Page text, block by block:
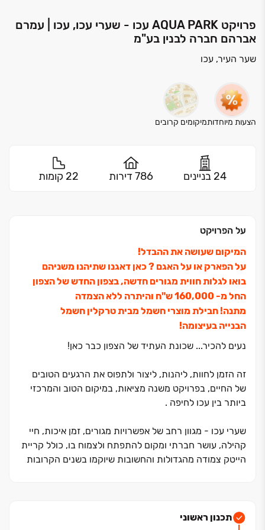
פרויקט AQUA PARK עכו - שערי עכו, עכו | עמרם
אברהם חברה לבנין בע"מ
שער העיר, עכו
הצעות מיוחדותמיקומים קרובים
24 בניינים 786 דירות 22 קומות
על הפרויקט
המיקום שעושה את ההבדל!
על הפארק או על האגם ? כאן דאגנו שתיהנו משניהם
בואו לגלות חווית מגורים חדשה, בצפון החדש של הצפון
החל מ‏- ‏160,000 ש"ח והיתרה ללא הצמדה
מתנה! חבילת מוצרי חשמל מבית טרקלין חשמל
הבנייה בעיצומה!
נעים להכיר... שכונת העתיד של הצפון כבר כאן!
זה הזמן לחוות, ליהנות, ליצור ולתפוס את הרגעים הטובים
של החיים, בפרויקט משנה מציאות, במיקום הטוב והמרכזי
ביותר בין עכו לחיפה .
שערי עכו - מגוון רחב של אפשרויות מגורים, זמן איכות, חיי
קהילה, עושר חברתי ומקום להתפתח ולצמוח בו, כולל קריית
הייטק צמודה מהגדולות והחשובות שיוקמו בשנים הקרובות
המגורים החדש, שנבנה ע"י חברת עמרם אברהם, מחברות
תכנון ראשוני